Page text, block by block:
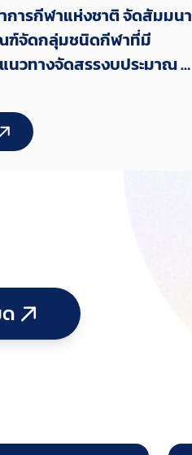
ารกีฬาแห่งชาติ จัดสัมมนา
ฑ์จัดกลุ่มชนิดกีฬาที่มี
นวทางจัดสรรงบประมาณ ปี
ณะกรรมการบริหารกองทุน
ห่งชาติ มีมติเห็นชอบ
บสนุนรอบแรกแก่ 10